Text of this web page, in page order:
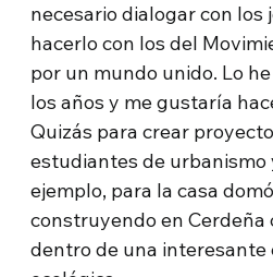
necesario dialogar con los
hacerlo con los del
por un mundo unido. Lo
los años y me gustaría
Quizás para crear
estudiantes de urbanismo
ejemplo, para la casa
construyendo en Cerdeña
dentro de una interesante